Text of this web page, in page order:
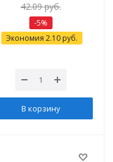
42.09руб.
-5%
Экономия 2.10руб.
В корзину